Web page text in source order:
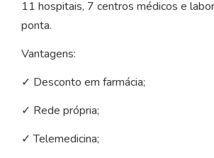
11 hospitais, 7 centros médicos e
ponta.
Vantagens:
✓ Desconto em farmácia;
✓ Rede própria;
✓ Telemedicina;